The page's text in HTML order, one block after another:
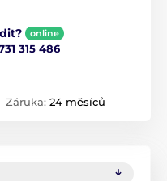
online
315 486
Záruka: 24 měsíců